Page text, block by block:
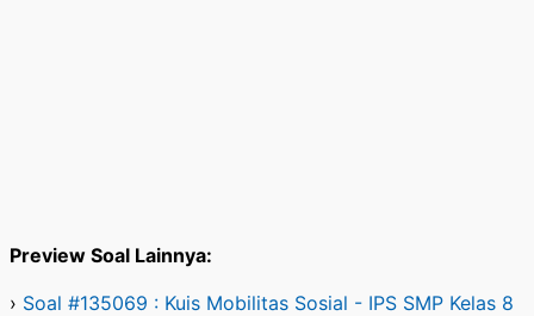
Preview Soal Lainnya:
› Soal #135069 : Kuis Mobilitas Sosial - IPS SMP Kelas 8